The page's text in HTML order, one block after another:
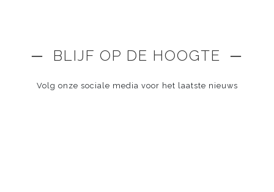
─ BLIJF OP DE HOOGTE ─
Volg onze sociale media voor het laatste nieuws